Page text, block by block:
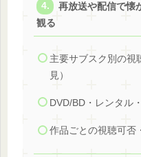
再放送や配信で懐
観る
主要サブスク別の視
見）
DVD/BD・レンタル
作品ごとの視聴可否